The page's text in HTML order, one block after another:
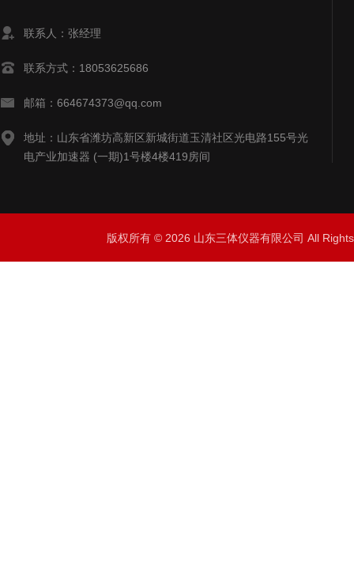
联系人：张经理
联系方式：18053625686
邮箱：664674373@qq.com
地址：山东省潍坊高新区新城街道玉清社区光电路155号光
电产业加速器 (一期)1号楼4楼419房间
版权所有 © 2026 山东三体仪器有限公司 All